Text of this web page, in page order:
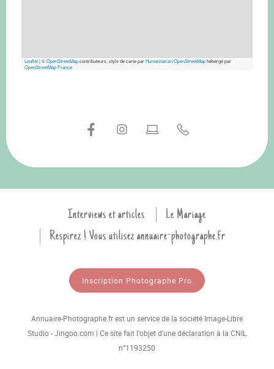
Leaflet|©OpenStreetMapcontributeurs, style de carte parHumanitarian OpenStreetMaphébergé par
OpenStreetMap France
Interviews et articles
Le Mariage
Respirez ! Vous utilisez annuaire-photographe.fr
Inscription Photographe Pro
Annuaire-Photographe.fr est un service de la société Image-Libre
Studio - Jingoo.com | Ce site fait l'objet d'une déclaration à la CNIL
n°1193250